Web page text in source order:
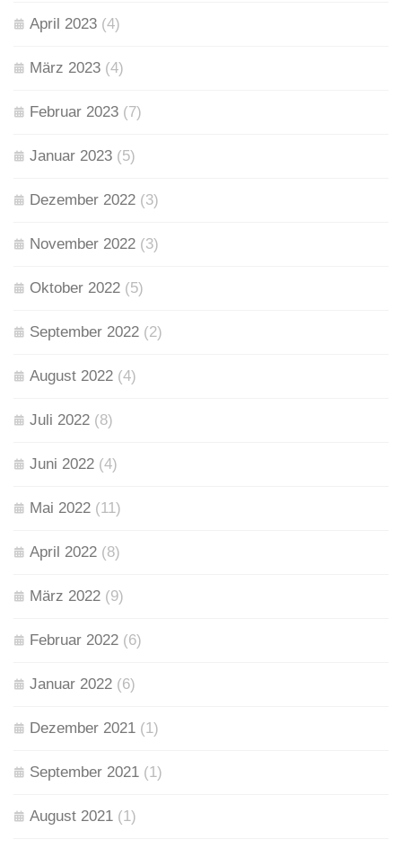
April 2023 (4)
März 2023 (4)
Februar 2023 (7)
Januar 2023 (5)
Dezember 2022 (3)
November 2022 (3)
Oktober 2022 (5)
September 2022 (2)
August 2022 (4)
Juli 2022 (8)
Juni 2022 (4)
Mai 2022 (11)
April 2022 (8)
März 2022 (9)
Februar 2022 (6)
Januar 2022 (6)
Dezember 2021 (1)
September 2021 (1)
August 2021 (1)